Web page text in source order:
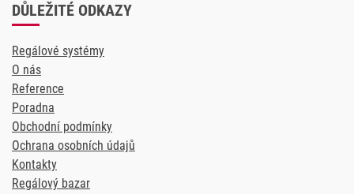
DŮLEŽITÉ ODKAZY
Regálové systémy
O nás
Reference
Poradna
Obchodní podmínky
Ochrana osobních údajů
Kontakty
Regálový bazar